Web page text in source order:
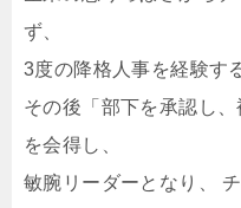
ず、
3度の降格人事を経験す
その後「部下を承認し、
を会得し、
敏腕リーダーとなり、